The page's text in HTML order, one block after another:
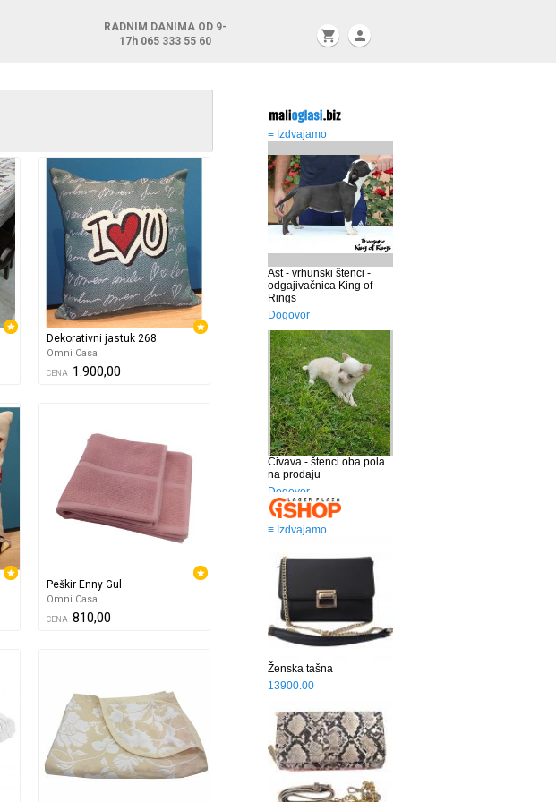
RADNIM DANIMA OD 9-
17h 065 333 55 60 shopping_cart person
Dekorativni jastuk 268
Omni Casa
CENA 1.900,00
Peškir Enny Gul
Omni Casa
CENA 810,00